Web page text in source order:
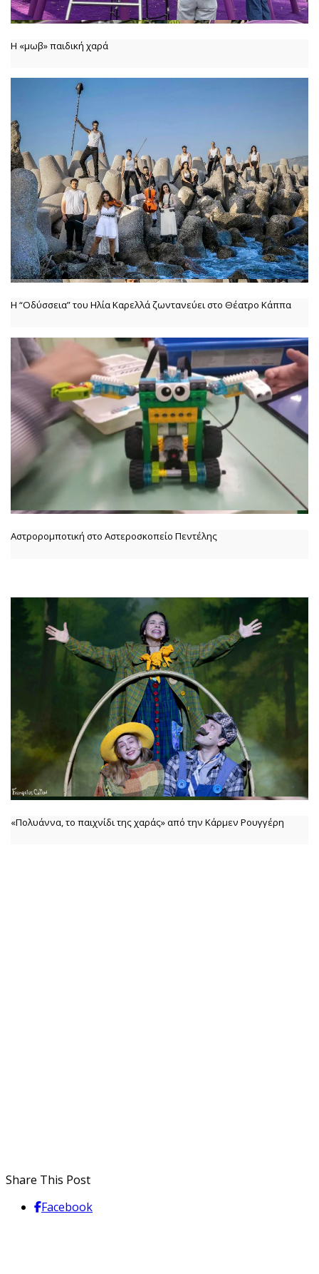
Η «μωβ» παιδική χαρά
Η “Οδύσσεια” του Ηλία Καρελλά ζωντανεύει στο Θέατρο Κάππα
Αστρορομποτική στο Αστεροσκοπείο Πεντέλης
«Πολυάννα, το παιχνίδι της χαράς» από την Κάρμεν Ρουγγέρη
Share This Post
Facebook